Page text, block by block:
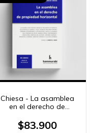
Chiesa - La asamblea
en el derecho de
$83.900